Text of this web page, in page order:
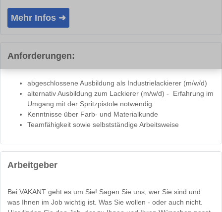
Mehr Infos ➜
Anforderungen:
abgeschlossene Ausbildung als Industrielackierer (m/w/d)
alternativ Ausbildung zum Lackierer (m/w/d) - Erfahrung im
Umgang mit der Spritzpistole notwendig
Kenntnisse über Farb- und Materialkunde
Teamfähigkeit sowie selbstständige Arbeitsweise
Arbeitgeber
Bei VAKANT geht es um Sie! Sagen Sie uns, wer Sie sind und
was Ihnen im Job wichtig ist. Was Sie wollen - oder auch nicht.